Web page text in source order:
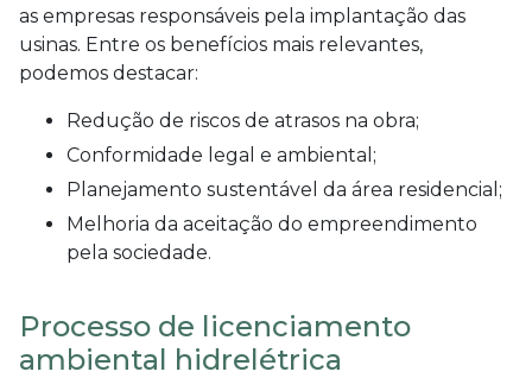
as empresas responsáveis pela implantação das
usinas. Entre os benefícios mais relevantes,
podemos destacar:
Redução de riscos de atrasos na obra;
Conformidade legal e ambiental;
Planejamento sustentável da área residencial;
Melhoria da aceitação do empreendimento
pela sociedade.
Processo de licenciamento
ambiental hidrelétrica